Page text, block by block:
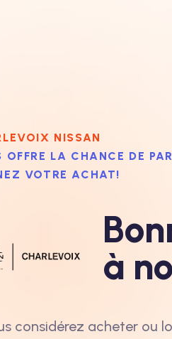
NISSAN
OFFRE LA CHANCE DE
VOTRE ACHAT!
à
considérez acheter ou